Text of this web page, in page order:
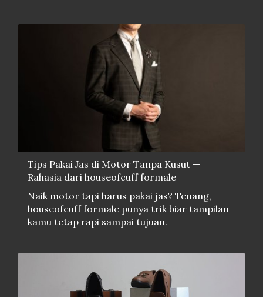
Tips Pakai Jas di Motor Tanpa Kusut —
Rahasia dari houseofcuff formale
Naik motor tapi harus pakai jas? Tenang,
houseofcuff formale punya trik biar tampilan
kamu tetap rapi sampai tujuan.